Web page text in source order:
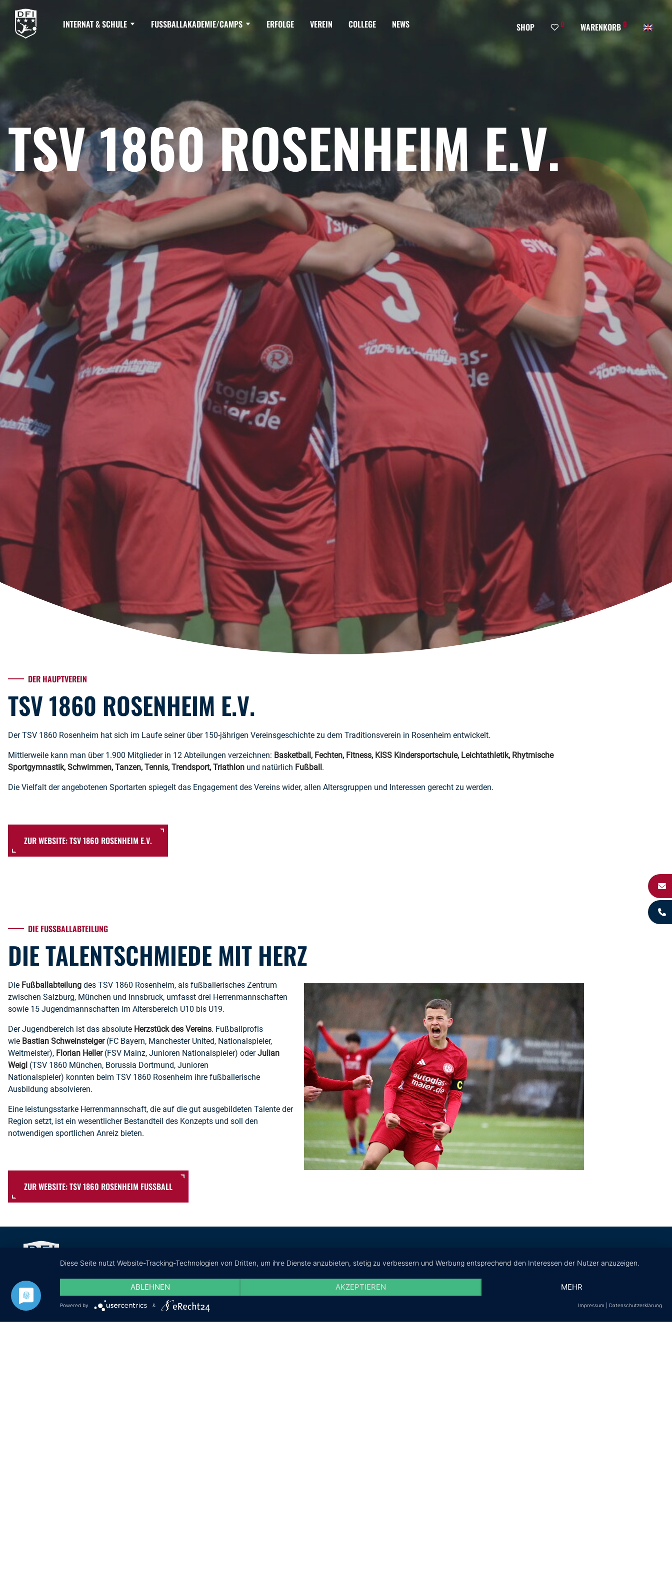
INTERNAT & SCHULE FUSSBALLAKADEMIE/CAMPS ERFOLGE VEREIN COLLEGE NEWS SHOP 0 WARENKORB0
TSV 1860 ROSENHEIM E.V.
DER HAUPTVEREIN
TSV 1860 ROSENHEIM E.V.
Der TSV 1860 Rosenheim hat sich im Laufe seiner über 150-jährigen Vereinsgeschichte zu dem Traditionsverein in Rosenheim entwickelt.
Mittlerweile kann man über 1.900 Mitglieder in 12 Abteilungen verzeichnen: Basketball, Fechten, Fitness, KISS Kindersportschule, Leichtathletik, Rhytmische
Sportgymnastik, Schwimmen, Tanzen, Tennis, Trendsport, Triathlon und natürlich Fußball.
Die Vielfalt der angebotenen Sportarten spiegelt das Engagement des Vereins wider, allen Altersgruppen und Interessen gerecht zu werden.
ZUR WEBSITE: TSV 1860 ROSENHEIM E.V.
DIE FUSSBALLABTEILUNG
DIE TALENTSCHMIEDE MIT HERZ
Die Fußballabteilung des TSV 1860 Rosenheim, als fußballerisches Zentrum
zwischen Salzburg, München und Innsbruck, umfasst drei Herrenmannschaften
sowie 15 Jugendmannschaften im Altersbereich U10 bis U19.
Der Jugendbereich ist das absolute Herzstück des Vereins. Fußballprofis
wie Bastian Schweinsteiger(FC Bayern, Manchester United, Nationalspieler,
Weltmeister), Florian Heller(FSV Mainz, Junioren Nationalspieler) oderJulian
Weigl (TSV 1860 München, Borussia Dortmund, Junioren
Nationalspieler) konnten beim TSV 1860 Rosenheim ihre fußballerische
Ausbildung absolvieren.
Eine leistungsstarke Herrenmannschaft, die auf die gut ausgebildeten Talente der
Region setzt, ist ein wesentlicher Bestandteil des Konzepts und soll den
notwendigen sportlichen Anreiz bieten.
ZUR WEBSITE: TSV 1860 ROSENHEIM FUSSBALL
PARTNERSEITEN RECHTLICHES KONTAKT
Diese Seite nutzt Website-Tracking-Technologien von Dritten, um ihre Dienste anzubieten, stetig zu verbessern und Werbung entsprechend den Interessen der Nutzer anzuzeigen.
ABLEHNEN AKZEPTIEREN MEHR
Powered by & Impressum Datenschutzerklärung